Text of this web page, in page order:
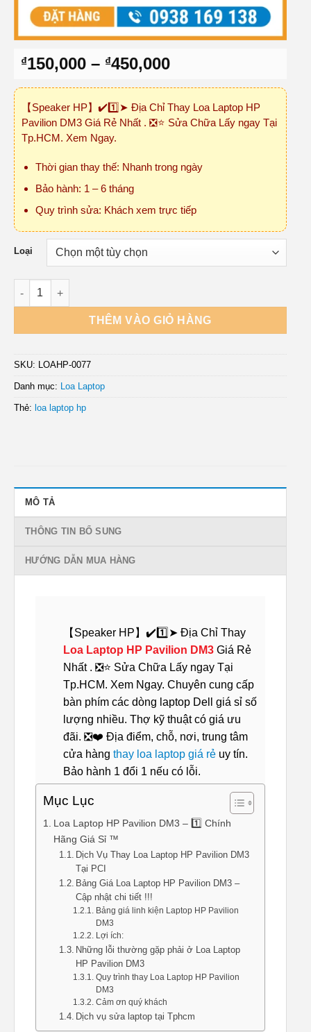
₫150,000 – ₫450,000Khoảng
₫150,000
đến
【Speaker HP】✔️1️⃣➤ Địa Chỉ Thay Loa Laptop HP
Pavilion DM3 Giá Rẻ Nhất . ❎⭐ Sửa Chữa Lấy ngay Tại
Tp.HCM. Xem Ngay.
Thời gian thay thế: Nhanh trong ngày
Bảo hành: 1 – 6 tháng
Quy trình sửa: Khách xem trực tiếp
Loại
Loa Laptop HP Pavilion DM3 số lượng
THÊM VÀO GIỎ HÀNG
SKU: LOAHP-0077
Danh mục: Loa Laptop
Thẻ: loa laptop hp
MÔ TẢ
THÔNG TIN BỔ SUNG
HƯỚNG DẪN MUA HÀNG
【Speaker HP】✔️1️⃣➤ Địa Chỉ Thay
Loa Laptop HP Pavilion DM3 Giá Rẻ
Nhất . ❎⭐ Sửa Chữa Lấy ngay Tại
Tp.HCM. Xem Ngay. Chuyên cung cấp
bàn phím các dòng laptop Dell giá sỉ số
lượng nhiều. Thợ kỹ thuật có giá ưu
đãi. ❎❤️ Địa điểm, chỗ, nơi, trung tâm
cửa hàng thay loa laptop giá rẻ uy tín.
Bảo hành 1 đổi 1 nếu có lỗi.
Mục Lục
Loa Laptop HP Pavilion DM3 – 1️⃣ Chính
Hãng Giá Sỉ ™
Dịch Vụ Thay Loa Laptop HP Pavilion DM3
Tại PCI
Bảng Giá Loa Laptop HP Pavilion DM3 –
Cập nhật chi tiết !!!
Bảng giá linh kiện Laptop HP Pavilion
DM3
Lợi ích:
Những lỗi thường gặp phải ở Loa Laptop
HP Pavilion DM3
Quy trình thay Loa Laptop HP Pavilion
DM3
Cảm ơn quý khách
Dịch vụ sửa laptop tại Tphcm